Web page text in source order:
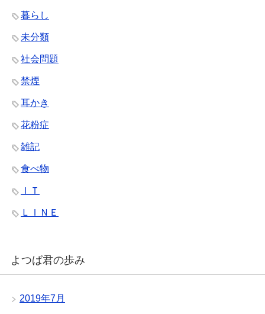
暮らし
未分類
社会問題
禁煙
耳かき
花粉症
雑記
食べ物
ＩＴ
ＬＩＮＥ
よつば君の歩み
2019年7月